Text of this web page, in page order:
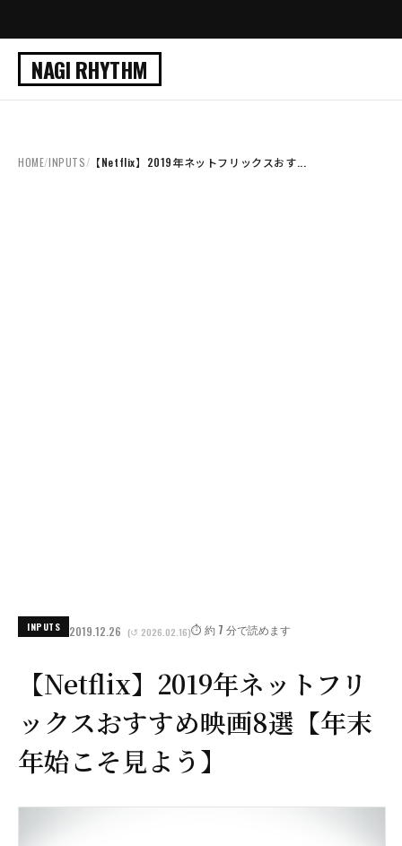
NAGI RHYTHM
HOME/INPUTS/ 【Netflix】2019年ネットフリックスおす...
INPUTS 2019.12.26 (↺ 2026.02.16)⏱️ 約 7 分で読めます
【Netflix】2019年ネットフリ
ックスおすすめ映画8選【年末
年始こそ見よう】